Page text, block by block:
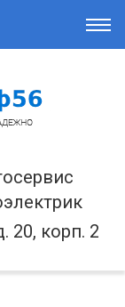
20, корп. 2